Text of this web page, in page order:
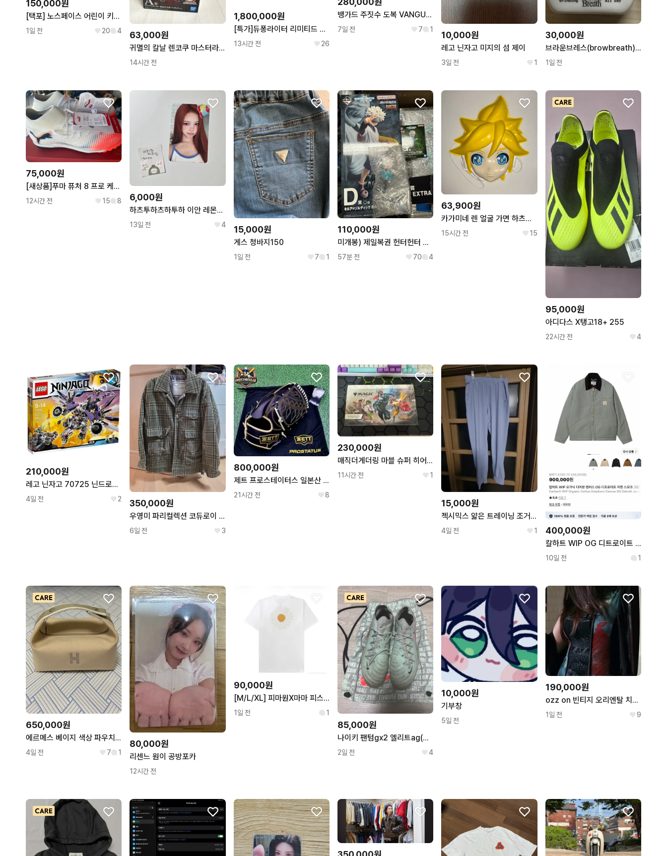
150,000원
[택포] 노스페이스 어린이 키즈 패딩 점퍼 블랙
1일 전 20 4 63,000원
귀멸의 칼날 렌코쿠 마스터라이즈 피규어
14시간 전
1,800,000원
[특가]듀퐁라이터 리미티드 에디션 피카소 도브 리뉴 라인2
13시간 전 26
뱅가드 주짓수 도복 VANGUARD ROSSINI 블랙 a3
7일 전 7 1
10,000원
레고 닌자고 미지의 섬 제이
3일 전 1
30,000원
브라운브레스(browbreath) 탁상용 시계
1일 전
75,000원
[새상품]푸마 퓨처 8 프로 케이지 풋살화
12시간 전 15 8 6,000원
하츠투하츠하투하 이안 레몬탱 포토북 레몬썬 Lemon Sun Ver.앨포
13일 전 4 15,000원
게스 청바지150
1일 전 7 1
110,000원
미개봉) 제일복권 헌터헌터 조르딕 가문 D상 & G상 키르아 세트
57분 전 70 4
63,900원
카가미네 렌 얼굴 가면 하츠네 미쿠 프로젝트 디바 프디바 보컬로이드 프세카
15시간 전 15
95,000원
아디다스 X탱고18+ 255
22시간 전 4
210,000원
레고 닌자고 70725 닌드로이드 메카드래곤
4일 전 2 350,000원
우영미 파리컬렉션 코듀로이 워크자켓 105
6일 전 3
800,000원
제트 프로스테이터스 일본산 최상급오더 투수글러브 12.2인치 인치업
21시간 전 8
230,000원
매직더게더링 마블 슈퍼 히어로즈 플레이부스터 박스
11시간 전 1
15,000원
젝시믹스 얇은 트레이닝 조거 팬츠 m
4일 전 1 400,000원
칼하트 WIP OG 디트로이트 자켓 스모크 그린
10일 전 1
650,000원
에르메스 베이지 색상 파우치 판매합니다.
4일 전 7 1
80,000원
리센느 원이 공방포카
12시간 전
90,000원
[M/L/XL] 피마원X마마 피스마마원 티셔츠 화이트
1일 전 1
85,000원
나이키 팬텀gx2 엘리트ag(280)
2일 전 4
10,000원
기부창
5일 전
190,000원
ozz on 빈티지 오리엔탈 치파오 원피스 화양연화
1일 전 9